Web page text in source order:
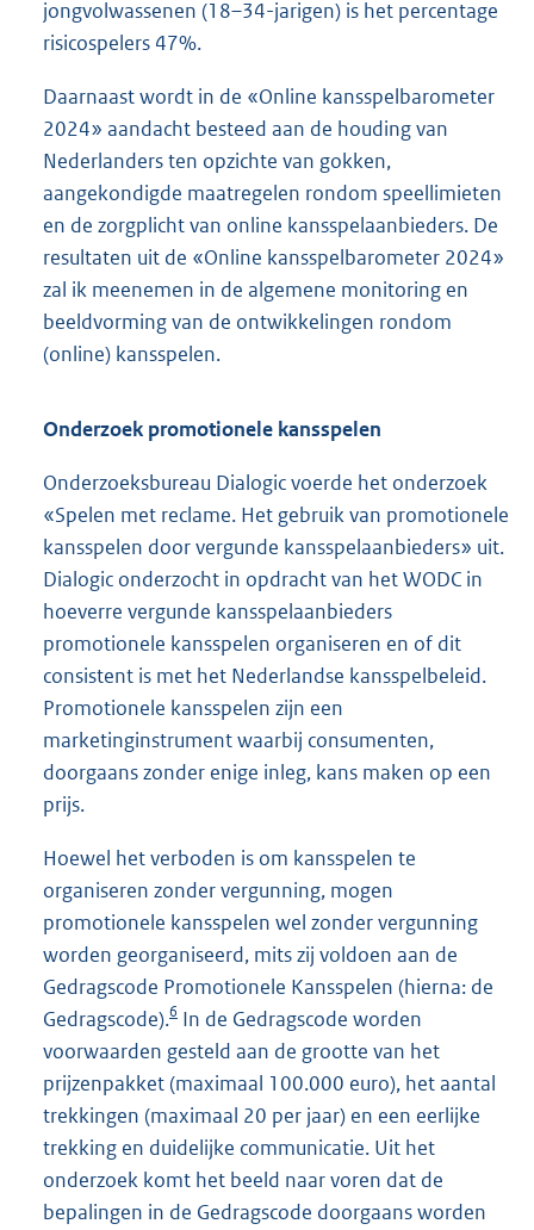
jongvolwassenen (18–34-jarigen) is het percentage
risicospelers 47%.
Daarnaast wordt in de «Online kansspelbarometer
2024» aandacht besteed aan de houding van
Nederlanders ten opzichte van gokken,
aangekondigde maatregelen rondom speellimieten
en de zorgplicht van online kansspelaanbieders. De
resultaten uit de «Online kansspelbarometer 2024»
zal ik meenemen in de algemene monitoring en
beeldvorming van de ontwikkelingen rondom
(online) kansspelen.
Onderzoek promotionele kansspelen
Onderzoeksbureau Dialogic voerde het onderzoek
«Spelen met reclame. Het gebruik van promotionele
kansspelen door vergunde kansspelaanbieders» uit.
Dialogic onderzocht in opdracht van het WODC in
hoeverre vergunde kansspelaanbieders
promotionele kansspelen organiseren en of dit
consistent is met het Nederlandse kansspelbeleid.
Promotionele kansspelen zijn een
marketinginstrument waarbij consumenten,
doorgaans zonder enige inleg, kans maken op een
prijs.
Hoewel het verboden is om kansspelen te
organiseren zonder vergunning, mogen
promotionele kansspelen wel zonder vergunning
worden georganiseerd, mits zij voldoen aan de
Gedragscode Promotionele Kansspelen (hierna: de
Gedragscode).6 In de Gedragscode worden
voorwaarden gesteld aan de grootte van het
prijzenpakket (maximaal 100.000 euro), het aantal
trekkingen (maximaal 20 per jaar) en een eerlijke
trekking en duidelijke communicatie. Uit het
onderzoek komt het beeld naar voren dat de
bepalingen in de Gedragscode doorgaans worden